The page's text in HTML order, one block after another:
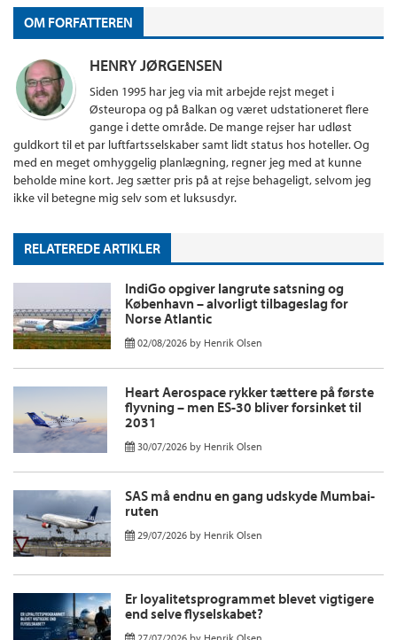
OM FORFATTEREN
HENRY JØRGENSEN
Siden 1995 har jeg via mit arbejde rejst meget i
Østeuropa og på Balkan og været udstationeret flere
gange i dette område. De mange rejser har udløst
guldkort til et par luftfartsselskaber samt lidt status hos hoteller. Og
med en meget omhyggelig planlægning, regner jeg med at kunne
beholde mine kort. Jeg sætter pris på at rejse behageligt, selvom jeg
ikke vil betegne mig selv som et luksusdyr.
RELATEREDE ARTIKLER
IndiGo opgiver langrute satsning og
København – alvorligt tilbageslag for
Norse Atlantic
02/08/2026 by Henrik Olsen
Heart Aerospace rykker tættere på første
flyvning – men ES-30 bliver forsinket til
2031
30/07/2026 by Henrik Olsen
SAS må endnu en gang udskyde Mumbai-
ruten
29/07/2026 by Henrik Olsen
Er loyalitetsprogrammet blevet vigtigere
end selve flyselskabet?